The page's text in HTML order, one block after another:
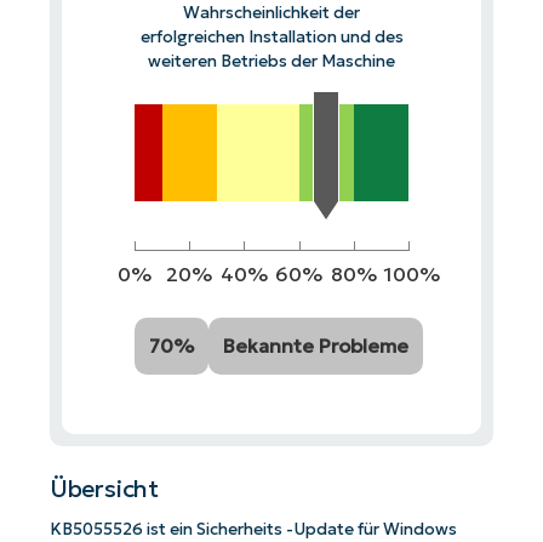
Wahrscheinlichkeit der
erfolgreichen Installation und des
weiteren Betriebs der Maschine
0% 20% 40% 60% 80% 100%
70% Bekannte Probleme
Übersicht
KB5055526 ist ein Sicherheits -Update für Windows